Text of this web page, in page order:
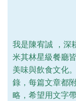
我是陳宥誠 ，深
米其林星級餐廳
美味與飲食文化
錄，每篇文章都
略，希望用文字